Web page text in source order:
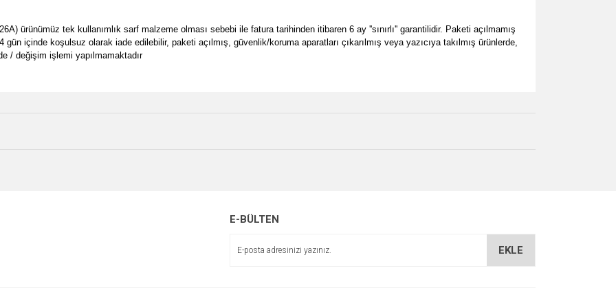
ürünümüz tek kullanımlık sarf malzeme olması sebebi ile fatura tarihinden itibaren 6 ay ''sınırlı'' garantilidir. Paketi açılmamış
içinde koşulsuz olarak iade edilebilir, paketi açılmış, güvenlik/koruma aparatları çıkarılmış veya yazıcıya takılmış ürünlerde,
/ değişim işlemi yapılmamaktadır
E-BÜLTEN
EKLE